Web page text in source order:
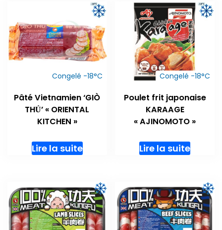
Congelé -18°C
Pâté Vietnamien ‘GIÒ
THỦ’ « ORIENTAL
KITCHEN »
Lire la suite
Congelé -18°C
Poulet frit japonaise
KARAAGE
« AJINOMOTO »
Lire la suite